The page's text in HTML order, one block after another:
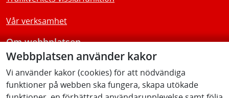
Webbplatsen använder kakor
Vi använder kakor (cookies) för att nödvändiga
funktioner på webben ska fungera, skapa utökade
Vår verksamhet
Om webbplatsen
Tillgänglighetsredogörelse
Följ oss